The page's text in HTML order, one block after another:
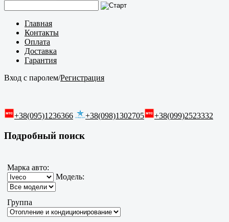
Главная
Контакты
Оплата
Доставка
Гарантия
Вход с паролем/Регистрация
+38(095)1236366 +38(098)1302705 +38(099)2523332
Подробный поиск
Марка авто:
Модель:
Группа